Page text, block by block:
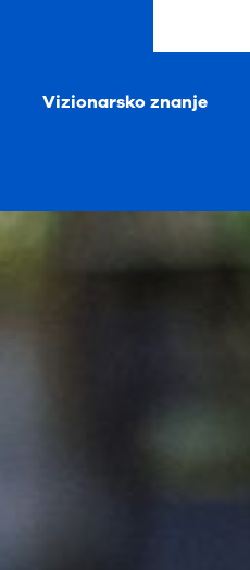
Vizionarsko znanje